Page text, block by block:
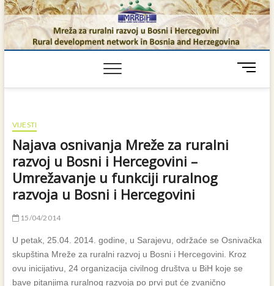
Skip
to
content
M
VIJESTI
Najava osnivanja Mreže za ruralni
razvoj u Bosni i Hercegovini –
Umrežavanje u funkciji ruralnog
razvoja u Bosni i Hercegovini
15/04/2014
U petak, 25.04. 2014. godine, u Sarajevu, održaće se Osnivačka
skupština Mreže za ruralni razvoj u Bosni i Hercegovini. Kroz
ovu inicijativu, 24 organizacija civilnog društva u BiH koje se
bave pitanjima ruralnog razvoja po prvi put će zvanično